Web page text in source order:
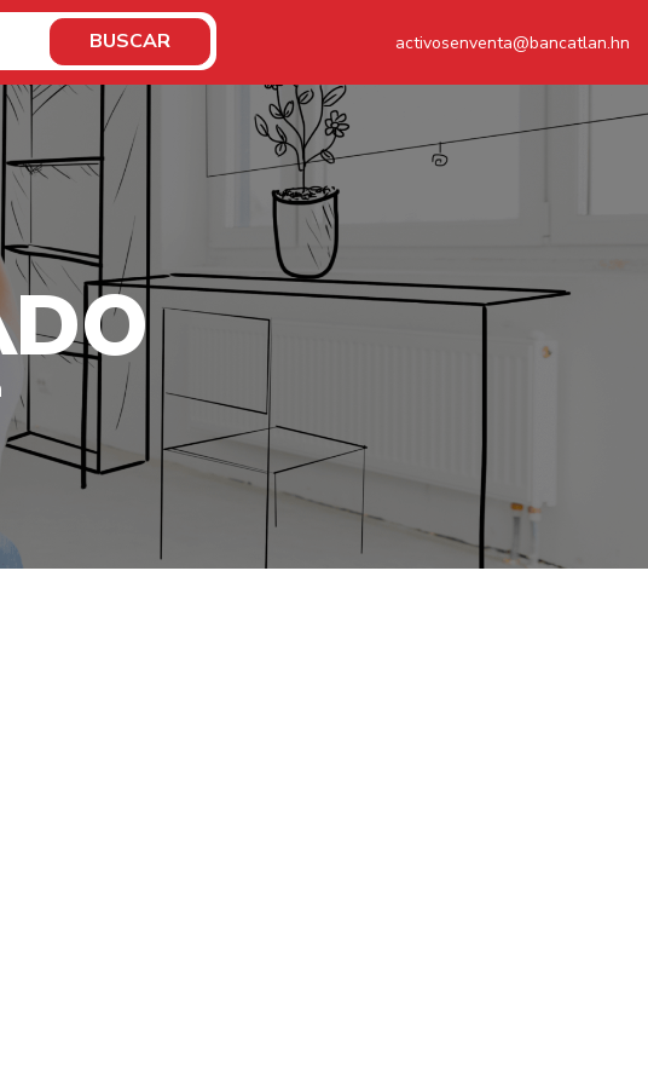
activosenventa@bancatlan.hn
BUSCAR
DO